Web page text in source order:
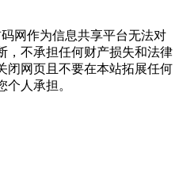
网作为信息共享平台无法对
，不承担任何财产损失和法律
闭网页且不要在本站拓展任何
人承担。